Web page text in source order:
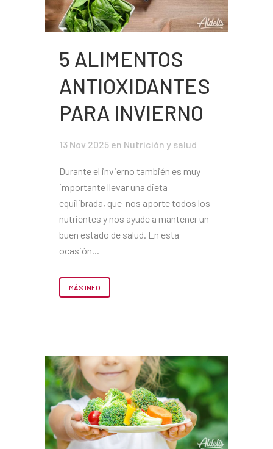
5 ALIMENTOS
ANTIOXIDANTES
PARA INVIERNO
13 Nov 2025 en Nutrición y salud
Durante el invierno también es muy
importante llevar una dieta
equilibrada, que nos aporte todos los
nutrientes y nos ayude a mantener un
buen estado de salud. En esta
ocasión...
MÁS INFO